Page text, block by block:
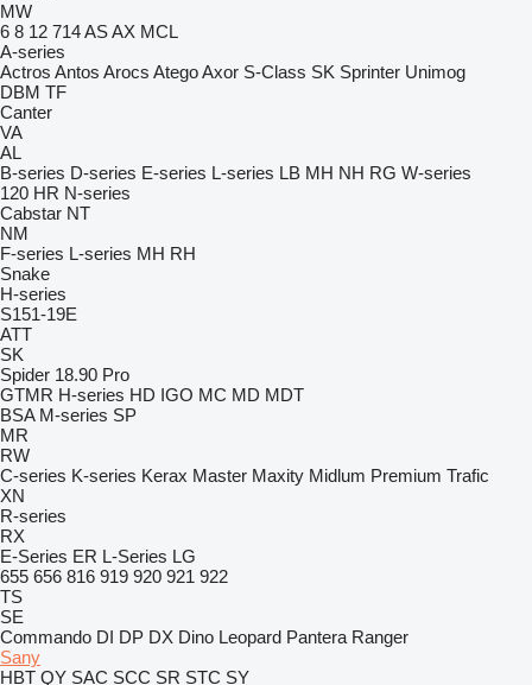
MW
6 8 12 714ASAX MCL
A-series
Actros Antos Arocs AtegoAxor S-Class SK Sprinter Unimog
DBM TF
Canter
VA
AL
B-series D-series E-series L-series LB MH NH RG W-series
120 HR N-series
Cabstar NT
NM
F-series L-series MH RH
Snake
H-series
S151-19E
ATT
SK
Spider 18.90 Pro
GTMR H-series HD IGO MC MD MDT
BSA M-series SP
MR
RW
C-series K-series Kerax Master Maxity Midlum Premium Trafic
XN
R-series
RX
E-Series ER L-Series LG
655 656 816 919 920 921 922
TS
SE
Commando DI DP DX Dino Leopard Pantera Ranger
Sany
HBT QY SAC SCC SR STC SY